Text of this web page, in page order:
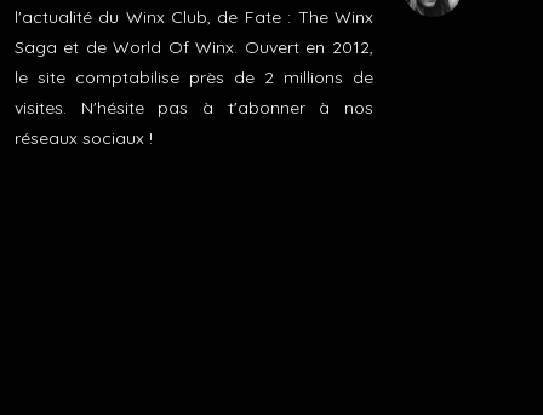
l'actualité du Winx Club, de Fate : The Winx
Saga et de World Of Winx. Ouvert en 2012,
le site comptabilise près de 2 millions de
visites. N'hésite pas à t'abonner à nos
réseaux sociaux !